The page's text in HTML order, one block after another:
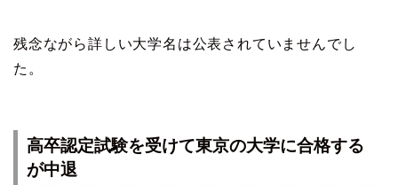
残念ながら詳しい大学名は公表されていませんでし
た。
高卒認定試験を受けて東京の大学に合格する
が中退